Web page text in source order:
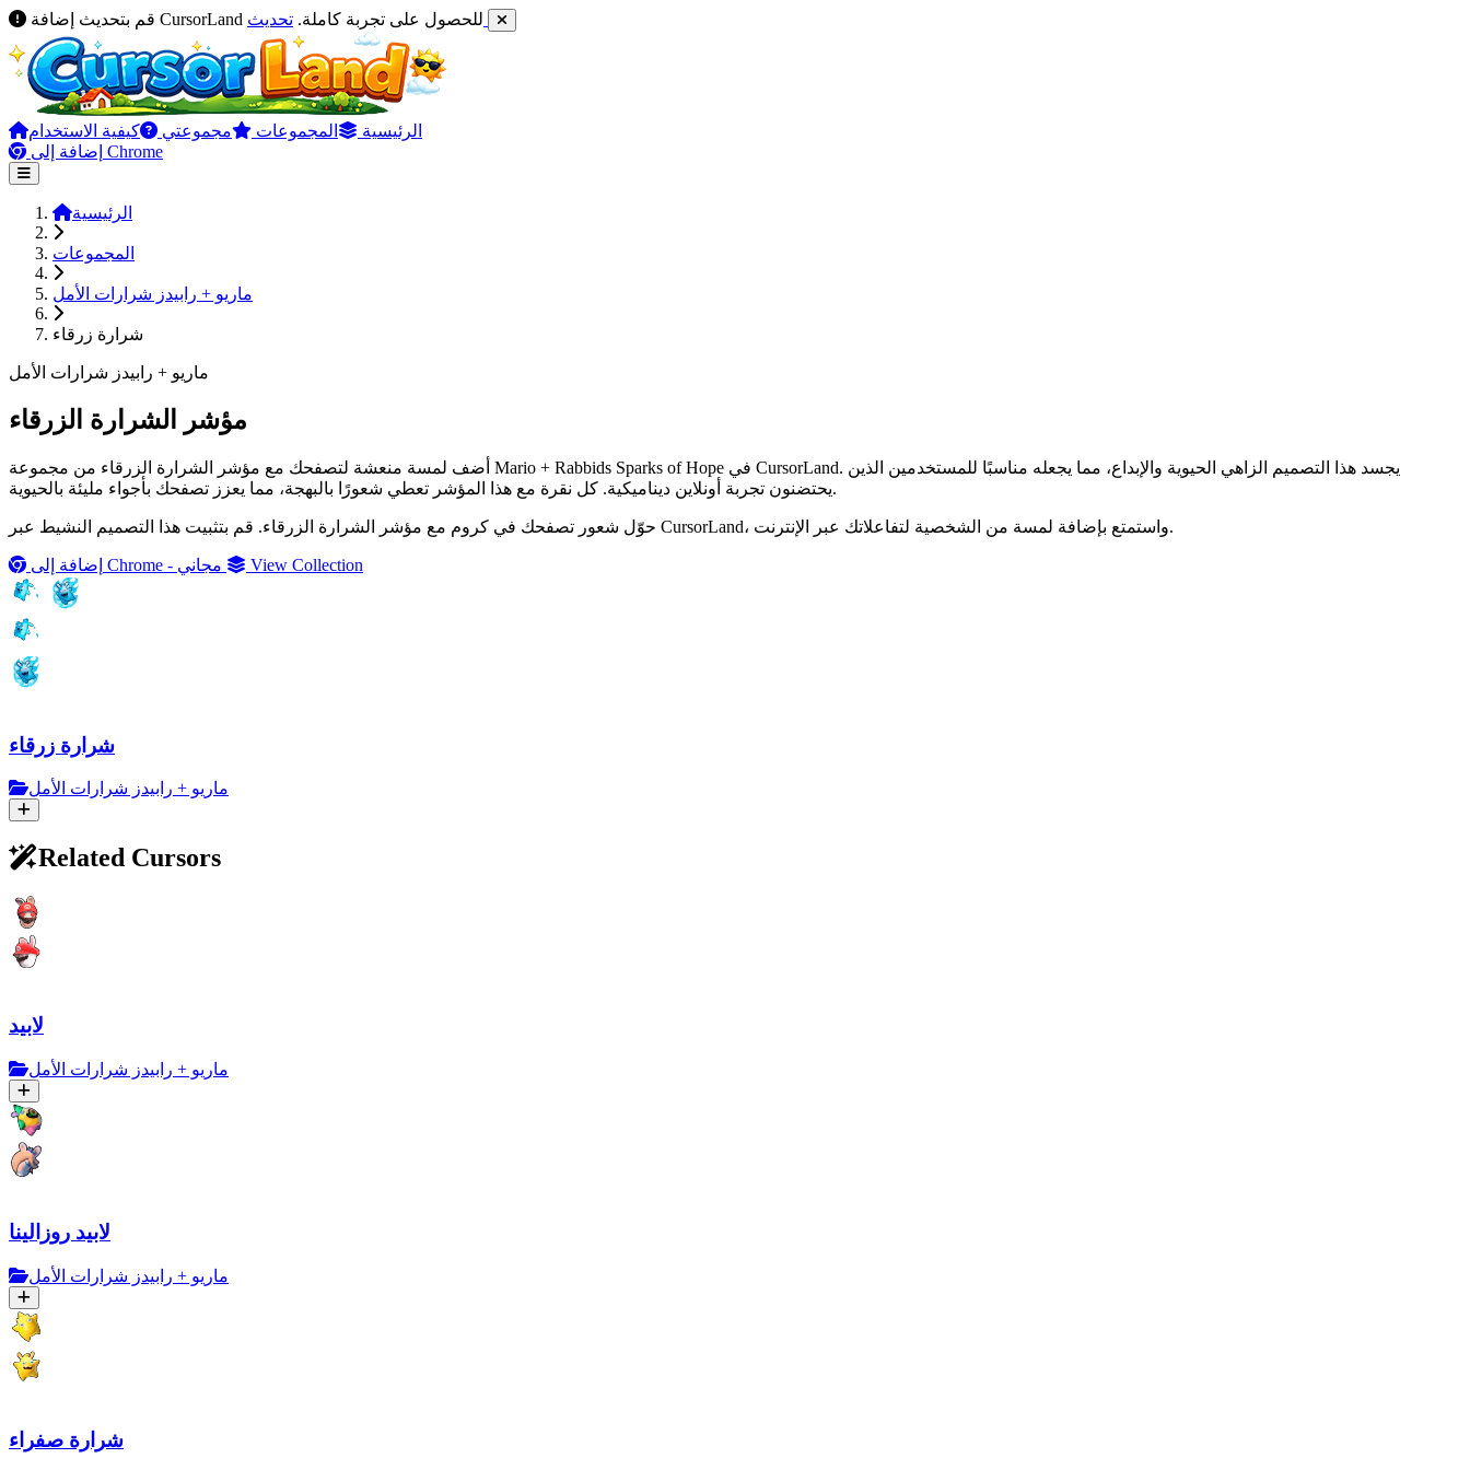
قم بتحديث إضافة CursorLand للحصول على تجربة كاملة.
الرئيسية المجموعات مجموعتي
كيفية الاستخدام
إضافة إلى Chrome
الرئيسية
المجموعات
ماريو + رابيدز شرارات الأمل
شرارة زرقاء
ماريو + رابيدز شرارات الأمل
مؤشر الشرارة الزرقاء
أضف لمسة منعشة لتصفحك مع مؤشر الشرارة الزرقاء من مجموعة Mario + Rabbids Sparks of Hope في CursorLand. يجسد هذا التصميم الزاهي الحيوية والإبداع، مما يجعله مناسبًا للمستخدمين الذين
يحتضنون تجربة أونلاين ديناميكية. كل نقرة مع هذا المؤشر تعطي شعورًا بالبهجة، مما يعزز تصفحك بأجواء مليئة بالحيوية.
حوّل شعور تصفحك في كروم مع مؤشر الشرارة الزرقاء. قم بتثبيت هذا التصميم النشيط عبر CursorLand، واستمتع بإضافة لمسة من الشخصية لتفاعلاتك عبر الإنترنت.
View Collection
شرارة زرقاء
ماريو + رابيدز شرارات الأمل
Related Cursors
لابيد
ماريو + رابيدز شرارات الأمل
لابيد روزالينا
ماريو + رابيدز شرارات الأمل
شرارة صفراء